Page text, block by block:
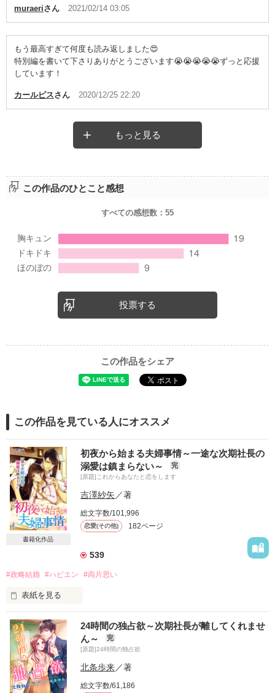
muraeriさん 2021/02/14 03:05
もう最高すぎて何度も読み返しました😍
特別編を書いて下さりありがとうございます😭😭😭😭😭ずっと応援
しています！
カールピスさん 2020/12/25 22:20
もっと見る
この作品のひとこと感想
すべての感想数： 55
投票する
この作品をシェア
この作品を見ている人にオススメ
書籍化作品
初夜から始まる夫婦事情～一途な次期社長の
溺愛は鎮まらない～
完
[原題]これからあなたと恋をします
吉澤紗矢 ／著
総文字数/101,996
恋愛(その他) 182ページ
539
#政略結婚 #ハピエン #両片思い
表紙を見る
政略結婚で結婚した香子と柊哉。
意外と穏やかな結婚生活がスタートするけれど、だんだんと悩
みも出て来て…
*.:･.｡**.:･.｡**.:･.｡**.:･.｡**.:･.｡**.:･.｡**.:･.｡**.:･.｡**.:･.｡**.:･.｡**
24時間の独占欲～次期社長が離してくれませ
ん～
完
[原題]24時間の独占欲
北条歩来／著
総文字数/61,186